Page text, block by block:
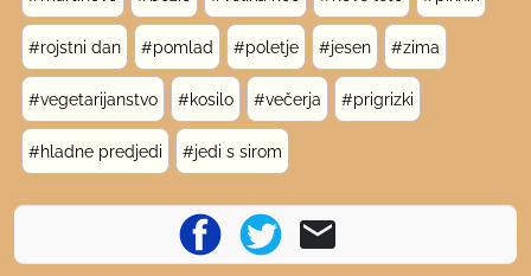
#rojstni dan #pomlad #poletje #jesen #zima
#vegetarijanstvo #kosilo #večerja #prigrizki
#hladne predjedi #jedi s sirom